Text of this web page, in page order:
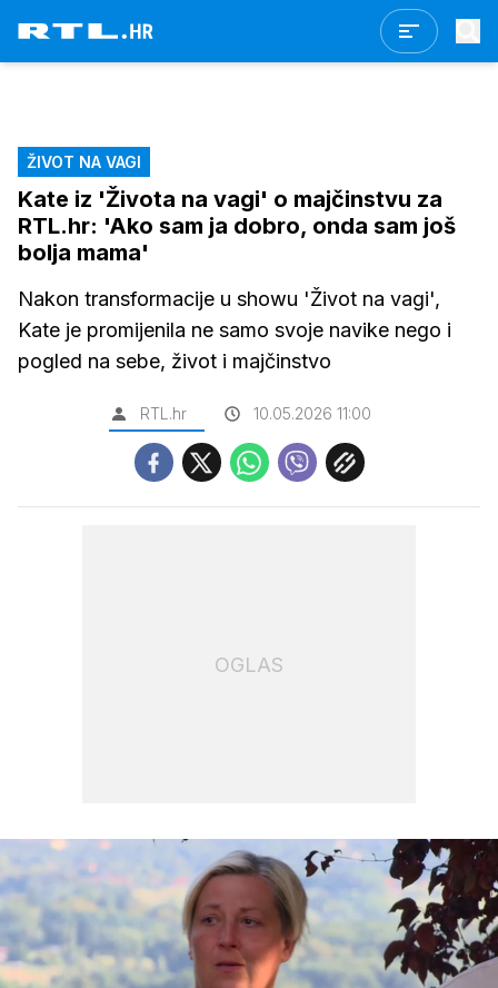
ŽIVOT NA VAGI
Kate iz 'Života na vagi' o majčinstvu za
RTL.hr: 'Ako sam ja dobro, onda sam još
bolja mama'
Nakon transformacije u showu 'Život na vagi',
Kate je promijenila ne samo svoje navike nego i
pogled na sebe, život i majčinstvo
RTL.hr 10.05.2026 11:00
OGLAS